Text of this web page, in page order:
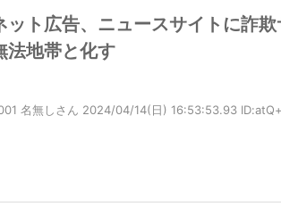
ット広告、ニュースサイトに詐
法地帯と化す
名無しさん 2024/04/14(日) 16:53:53.93